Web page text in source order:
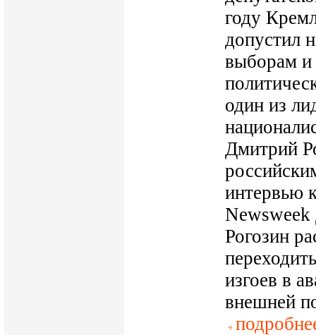
году
допустил
выборам
один из
Дмитрий
интервью
Рогозин
изгоев в
внешней